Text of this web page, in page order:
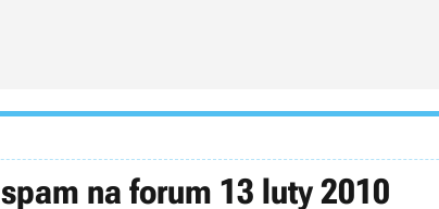
spam na forum 13 luty 2010